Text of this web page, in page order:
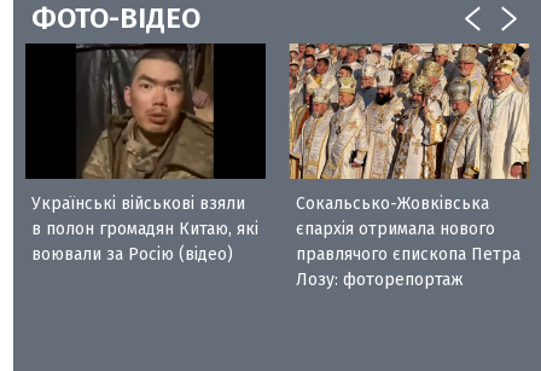
ФОТО-ВІДЕО
Українські військові взяли
в полон громадян Китаю, які
воювали за Росію (відео)
Сокальсько-Жовківська
єпархія отримала нового
правлячого єпископа Петра
Лозу: фоторепортаж